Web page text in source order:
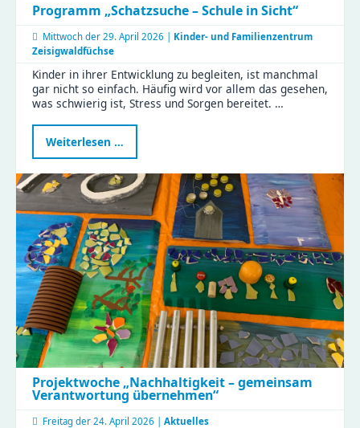
Programm „Schatzsuche – Schule in Sicht“
Mittwoch der 29. April 2026 | Kinder- und Familienzentrum
Zeisigwaldfüchse
Kinder in ihrer Entwicklung zu begleiten, ist manchmal
gar nicht so einfach. Häufig wird vor allem das gesehen,
was schwierig ist, Stress und Sorgen bereitet. …
Weiterlesen …
„Schatzsuche
Schule
in
Sicht“
Projektwoche „Nachhaltigkeit – gemeinsam
Verantwortung übernehmen“
Freitag der 24. April 2026 | Aktuelles